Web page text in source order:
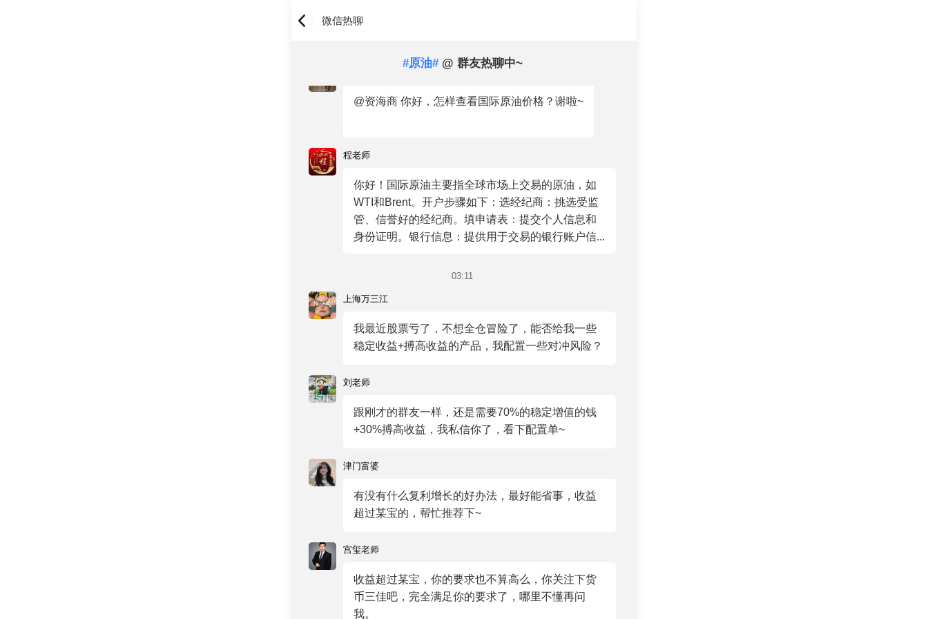
微信热聊
#原油#@ 群友热聊中~
@资海商 你好，怎样查看国际原油价格？谢啦~
程老师
你好！国际原油主要指全球市场上交易的原油，如
WTI和Brent。开户步骤如下：选经纪商：挑选受监
管、信誉好的经纪商。填申请表：提交个人信息和
身份证明。银行信息：提供用于交易的银行账户信...
03:11
上海万三江
我最近股票亏了，不想全仓冒险了，能否给我一些
稳定收益+搏高收益的产品，我配置一些对冲风险？
刘老师
跟刚才的群友一样，还是需要70%的稳定增值的钱
+30%搏高收益，我私信你了，看下配置单~
津门富婆
有没有什么复利增长的好办法，最好能省事，收益
超过某宝的，帮忙推荐下~
宫玺老师
收益超过某宝，你的要求也不算高么，你关注下货
币三佳吧，完全满足你的要求了，哪里不懂再问
我。